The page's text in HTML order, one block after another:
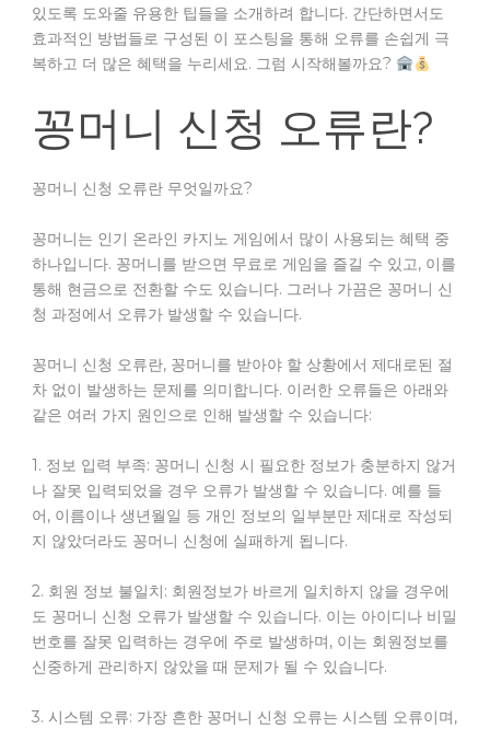
있도록 도와줄 유용한 팁들을 소개하려 합니다. 간단하면서도
효과적인 방법들로 구성된 이 포스팅을 통해 오류를 손쉽게 극
복하고 더 많은 혜택을 누리세요. 그럼 시작해볼까요?
꽁머니 신청 오류란?
꽁머니 신청 오류란 무엇일까요?
꽁머니는 인기 온라인 카지노 게임에서 많이 사용되는 혜택 중
하나입니다. 꽁머니를 받으면 무료로 게임을 즐길 수 있고, 이를
통해 현금으로 전환할 수도 있습니다. 그러나 가끔은 꽁머니 신
청 과정에서 오류가 발생할 수 있습니다.
꽁머니 신청 오류란, 꽁머니를 받아야 할 상황에서 제대로된 절
차 없이 발생하는 문제를 의미합니다. 이러한 오류들은 아래와
같은 여러 가지 원인으로 인해 발생할 수 있습니다:
1. 정보 입력 부족: 꽁머니 신청 시 필요한 정보가 충분하지 않거
나 잘못 입력되었을 경우 오류가 발생할 수 있습니다. 예를 들
어, 이름이나 생년월일 등 개인 정보의 일부분만 제대로 작성되
지 않았더라도 꽁머니 신청에 실패하게 됩니다.
2. 회원 정보 불일치: 회원정보가 바르게 일치하지 않을 경우에
도 꽁머니 신청 오류가 발생할 수 있습니다. 이는 아이디나 비밀
번호를 잘못 입력하는 경우에 주로 발생하며, 이는 회원정보를
신중하게 관리하지 않았을 때 문제가 될 수 있습니다.
3. 시스템 오류: 가장 흔한 꽁머니 신청 오류는 시스템 오류이며,